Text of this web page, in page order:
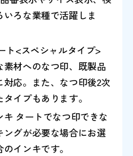
ろな業種で活躍しま
ト<スペシャルタイプ>
材へのなつ印、既製品
応。また、なつ印後2次
イプもあります。
タートでなつ印できな
グが必要な場合にお選
インキです。